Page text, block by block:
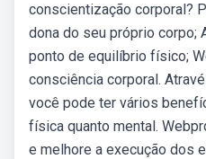
conscientização corporal?
dona do seu próprio corpo;
ponto de equilíbrio físico;
consciência corporal.
você pode ter vários
física quanto mental.
e melhore a execução dos